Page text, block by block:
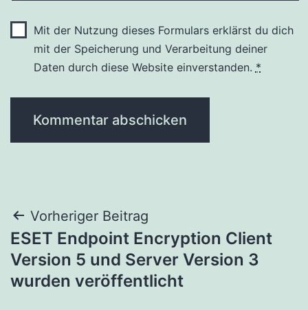
Mit der Nutzung dieses Formulars erklärst du dich
mit der Speicherung und Verarbeitung deiner
Daten durch diese Website einverstanden. *
Beitragsnavigation
Vorheriger Beitrag
ESET Endpoint Encryption Client
Version 5 und Server Version 3
wurden veröffentlicht